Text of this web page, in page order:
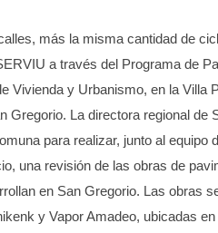
más la misma cantidad de
a través del Programa de
Vivienda y Urbanismo, en la Villa
Gregorio. La directora regional de
para realizar, junto al equipo
una revisión de las obras de
en San Gregorio. Las obras
y Vapor Amadeo, ubicadas